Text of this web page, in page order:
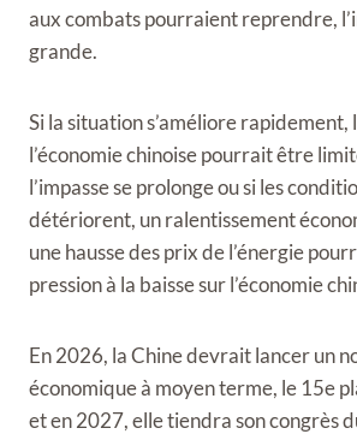
aux combats pourraient reprendre,
grande.
Si la situation s’améliore rapidement,
l’économie chinoise pourrait être
l’impasse se prolonge ou si les
détériorent, un ralentissement
une hausse des prix de l’énergie
pression à la baisse sur l’économie
En 2026, la Chine devrait lancer un
économique à moyen terme, le 15e
et en 2027, elle tiendra son congrès